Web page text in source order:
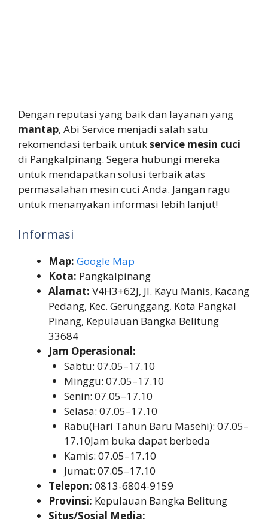
Dengan reputasi yang baik dan layanan yang
mantap, Abi Service menjadi salah satu
rekomendasi terbaik untukservice mesin cuci
di Pangkalpinang. Segera hubungi mereka
untuk mendapatkan solusi terbaik atas
permasalahan mesin cuci Anda. Jangan ragu
untuk menanyakan informasi lebih lanjut!
Informasi
Map: Google Map
Kota: Pangkalpinang
Alamat: V4H3+62J, Jl. Kayu Manis, Kacang
Pedang, Kec. Gerunggang, Kota Pangkal
Pinang, Kepulauan Bangka Belitung
33684
Jam Operasional:
Sabtu: 07.05–17.10
Minggu: 07.05–17.10
Senin: 07.05–17.10
Selasa: 07.05–17.10
Rabu(Hari Tahun Baru Masehi): 07.05–
17.10Jam buka dapat berbeda
Kamis: 07.05–17.10
Jumat: 07.05–17.10
Telepon: 0813-6804-9159
Provinsi: Kepulauan Bangka Belitung
Situs/Sosial Media: